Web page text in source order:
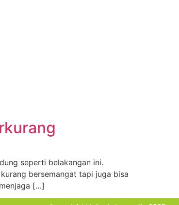
seperti belakangan ini.
bersemangat tapi juga bisa
[…]